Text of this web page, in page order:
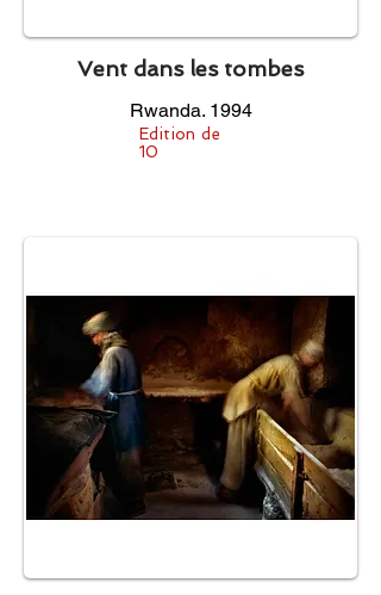
Vent dans les tombes
Rwanda. 1994
Edition de
10